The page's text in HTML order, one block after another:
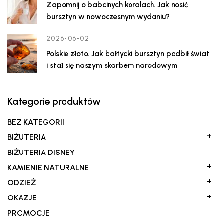
Zapomnij o babcinych koralach. Jak nosić
bursztyn w nowoczesnym wydaniu?
2026-06-02
Polskie złoto. Jak bałtycki bursztyn podbił świat
i stał się naszym skarbem narodowym
Kategorie produktów
BEZ KATEGORII
BIŻUTERIA
+
BIŻUTERIA DISNEY
KAMIENIE NATURALNE
+
ODZIEŻ
+
OKAZJE
+
PROMOCJE